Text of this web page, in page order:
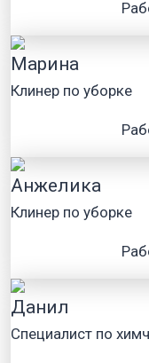
Марина
Клинер по уборке
Анжелика
Клинер по уборке
Данил
Специалист по